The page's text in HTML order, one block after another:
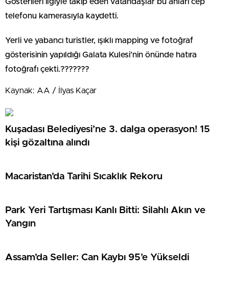
telefonu kamerasıyla kaydetti.
Yerli ve yabancı turistler, ışıklı mapping ve fotoğraf
gösterisinin yapıldığı Galata Kulesi’nin önünde hatıra
fotoğrafı çekti.???????
Kaynak: AA / İlyas Kaçar
Kuşadası Belediyesi’ne 3. dalga operasyon! 15
kişi gözaltına alındı
Macaristan’da Tarihi Sıcaklık Rekoru
Park Yeri Tartışması Kanlı Bitti: Silahlı Akın ve
Yangın
Assam’da Seller: Can Kaybı 95’e Yükseldi